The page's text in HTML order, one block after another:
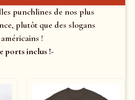
punchlines de nos plus
plutôt que des slogans
!
ports inclus !-